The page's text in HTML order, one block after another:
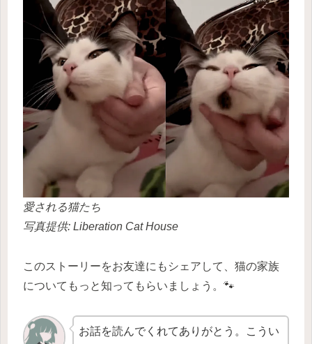
愛される猫たち
写真提供: Liberation Cat House
このストーリーをお友達にもシェアして、猫の家族
についてもっと知ってもらいましょう。🐾
お話を読んでくれてありがとう。こうい